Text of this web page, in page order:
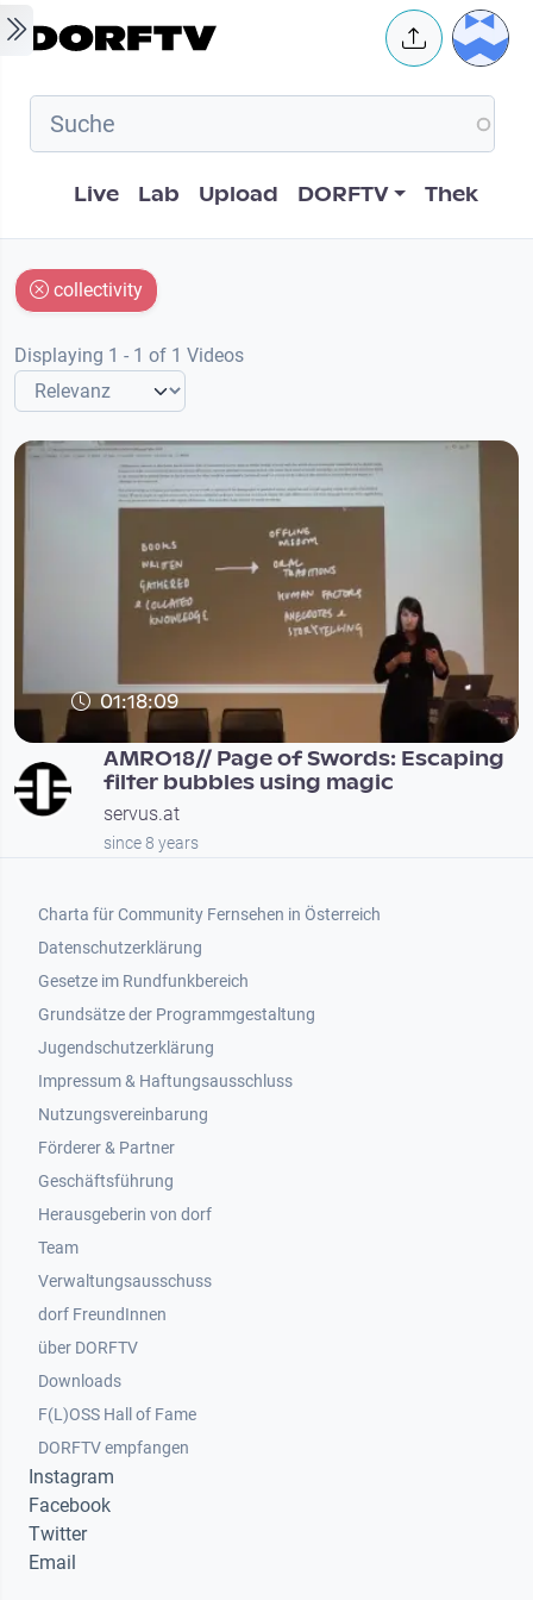
Skip to main content User
Hauptnavigation
Live Lab Upload DORFTV Thek
collectivity
Displaying 1 - 1 of 1 Videos
01:18:09
AMRO18// Page of Swords: Escaping
filter bubbles using magic
servus.at
since 8 years
Footer 1
Charta für Community Fernsehen in Österreich
Datenschutzerklärung
Gesetze im Rundfunkbereich
Grundsätze der Programmgestaltung
Jugendschutzerklärung
Impressum & Haftungsausschluss
Nutzungsvereinbarung
Footer 2
Förderer & Partner
Geschäftsführung
Herausgeberin von dorf
Team
Verwaltungsausschuss
dorf FreundInnen
Footer 3
über DORFTV
Downloads
F(L)OSS Hall of Fame
Footer 4
DORFTV empfangen
Instagram
Facebook
Twitter
Email